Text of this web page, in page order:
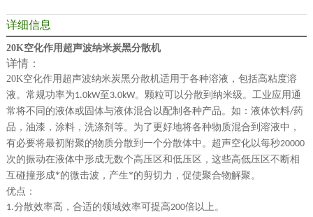
详细信息
20K空化作用超声波纳米炭黑分散机
详情：
20K空化作用超声波纳米炭黑分散机适用于各种溶液，包括高粘度溶
液。常规功率为1.0kW至3.0kW。颗粒可以分散到纳米级。工业应用通
常将不同的液体或固体与液体混合以配制各种产品。如：液体饮料/药
品，油漆，涂料，洗涤剂等。为了更好地将各种物质混合到溶液中，
有必要将最初附聚的物质分散到一个分散体中。超声空化以每秒20000
次的振动在液体中形成无数个高压区和低压区，这些高低压区不断相
互碰撞形成*的微击波，产生*的剪切力，促使聚合物解聚。
优点：
1.分散效率高，合适的领域效率可提高200倍以上。